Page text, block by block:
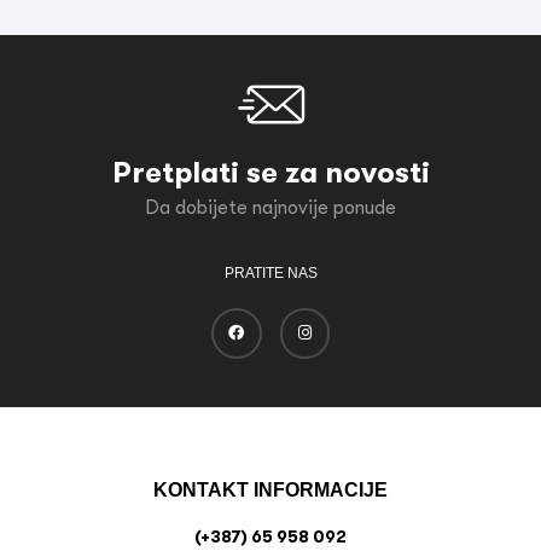
Pretplati se za novosti
Da dobijete najnovije ponude
PRATITE NAS
KONTAKT INFORMACIJE
(+387) 65 958 092